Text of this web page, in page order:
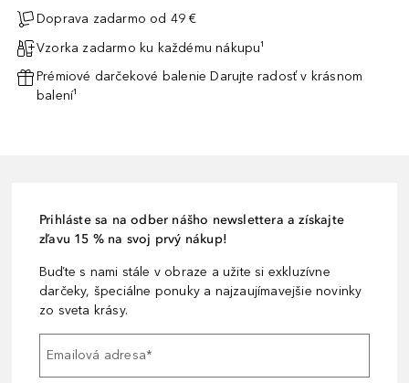
Doprava zadarmo od 49 €
Vzorka zadarmo ku každému nákupu¹
Prémiové darčekové balenie Darujte radosť v krásnom
balení¹
Prihláste sa na odber nášho newslettera a získajte
zľavu 15 % na svoj prvý nákup!
Buďte s nami stále v obraze a užite si exkluzívne
darčeky, špeciálne ponuky a najzaujímavejšie novinky
zo sveta krásy.
Emailová adresa*